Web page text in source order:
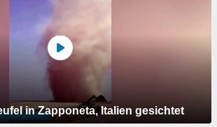
in Zapponeta, Italien gesichtet